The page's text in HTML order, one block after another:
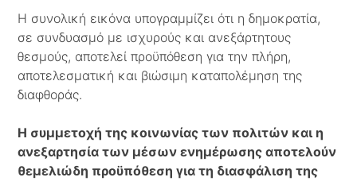
Η συνολική εικόνα υπογραμμίζει ότι η δημοκρατία,
σε συνδυασμό με ισχυρούς και ανεξάρτητους
θεσμούς, αποτελεί προϋπόθεση για την πλήρη,
αποτελεσματική και βιώσιμη καταπολέμηση της
διαφθοράς.
Η συμμετοχή της κοινωνίας των πολιτών και η
ανεξαρτησία των μέσων ενημέρωσης αποτελούν
θεμελιώδη προϋπόθεση για τη διασφάλιση της